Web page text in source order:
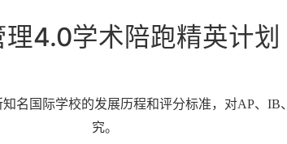
理4.0学术陪跑精英计划
名国际学校的发展历程和评分标准，对AP、
究。